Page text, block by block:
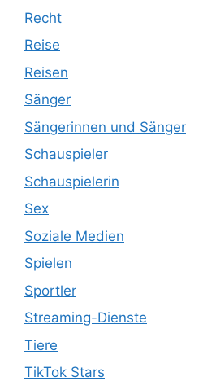
Recht
Reise
Reisen
Sänger
Sängerinnen und Sänger
Schauspieler
Schauspielerin
Sex
Soziale Medien
Spielen
Sportler
Streaming-Dienste
Tiere
TikTok Stars